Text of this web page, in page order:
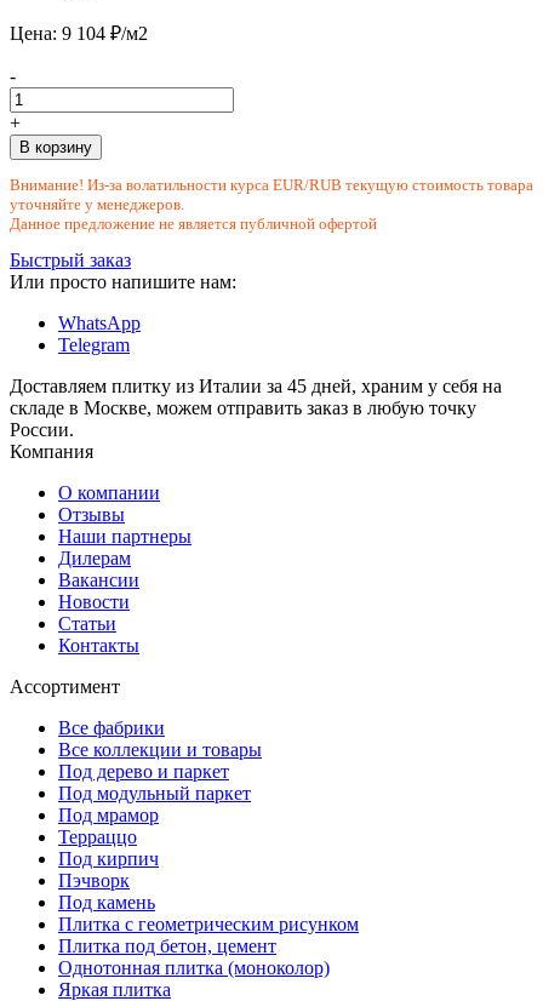
Цена: 9 104 ₽/м2
-
+
В корзину
Внимание! Из-за волатильности курса EUR/RUB текущую стоимость товара
уточняйте у менеджеров.
Данное предложение не является публичной офертой
Быстрый заказ
Или просто напишите нам:
WhatsApp
Telegram
Доставляем плитку из Италии за 45 дней, храним у себя на
складе в Москве, можем отправить заказ в любую точку
России.
Компания
О компании
Отзывы
Наши партнеры
Дилерам
Вакансии
Новости
Статьи
Контакты
Ассортимент
Все фабрики
Все коллекции и товары
Под дерево и паркет
Под модульный паркет
Под мрамор
Терраццо
Под кирпич
Пэчворк
Под камень
Плитка с геометрическим рисунком
Плитка под бетон, цемент
Однотонная плитка (моноколор)
Яркая плитка